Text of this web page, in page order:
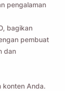
pengalaman
bagikan
pembuat
dan
konten Anda.